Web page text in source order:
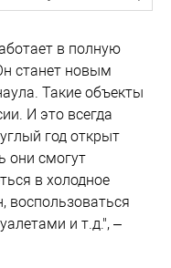
в полную
станет новым
Такие объекты
И это всегда
год открыт
они смогут
в холодное
воспользоваться
и т.д.", –